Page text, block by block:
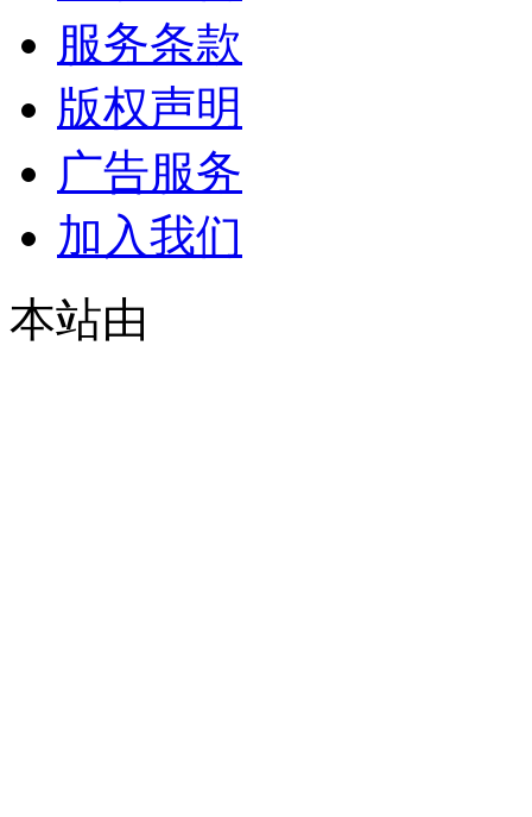
服务条款
版权声明
广告服务
加入我们
本站由